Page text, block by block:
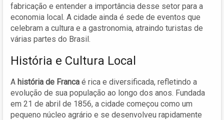
fabricação e entender a importância desse setor para a
economia local. A cidade ainda é sede de eventos que
celebram a cultura e a gastronomia, atraindo turistas de
várias partes do Brasil.
História e Cultura Local
A história de Franca é rica e diversificada, refletindo a
evolução de sua população ao longo dos anos. Fundada
em 21 de abril de 1856, a cidade começou como um
pequeno núcleo agrário e se desenvolveu rapidamente